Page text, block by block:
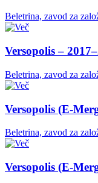
Beletrina, zavod za
Versopolis –
Beletrina, zavod za
Versopolis (E-
Beletrina, zavod za
Versopolis (E-